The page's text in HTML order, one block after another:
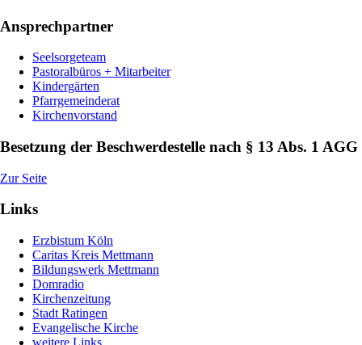
Ansprechpartner
Seelsorgeteam
Pastoralbüros + Mitarbeiter
Kindergärten
Pfarrgemeinderat
Kirchenvorstand
Besetzung der Beschwerdestelle nach § 13 Abs. 1 AGG
Zur Seite
Links
Erzbistum Köln
Caritas Kreis Mettmann
Bildungswerk Mettmann
Domradio
Kirchenzeitung
Stadt Ratingen
Evangelische Kirche